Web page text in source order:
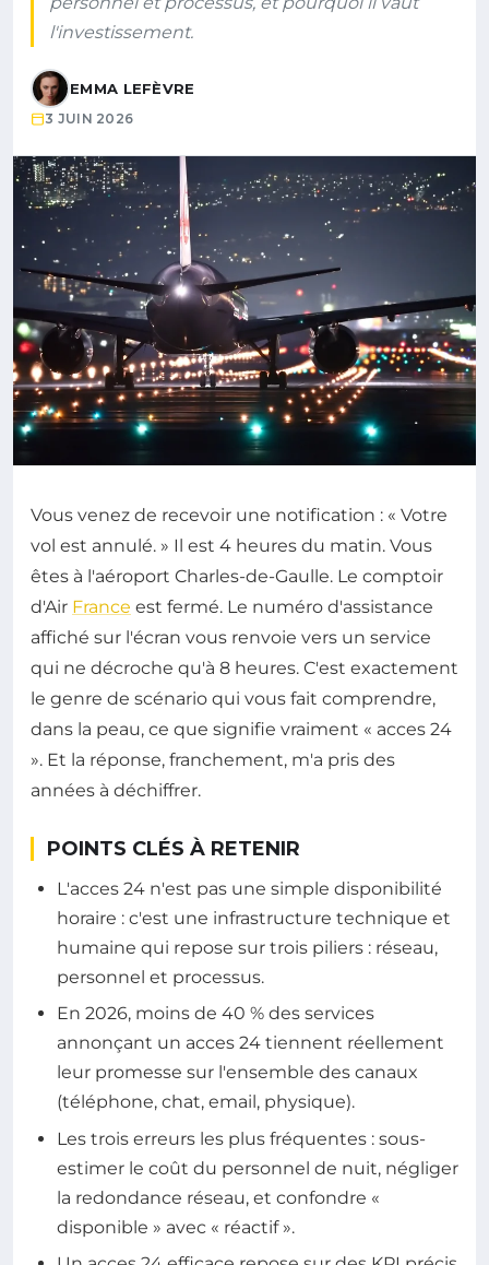
l'investissement.
EMMA LEFÈVRE
3 JUIN 2026
Vous venez de recevoir une notification : « Votre
vol est annulé. » Il est 4 heures du matin. Vous
êtes à l'aéroport Charles-de-Gaulle. Le comptoir
d'Air France est fermé. Le numéro d'assistance
affiché sur l'écran vous renvoie vers un service
qui ne décroche qu'à 8 heures. C'est exactement
le genre de scénario qui vous fait comprendre,
dans la peau, ce que signifie vraiment « acces 24
». Et la réponse, franchement, m'a pris des
années à déchiffrer.
POINTS CLÉS À RETENIR
L'acces 24 n'est pas une simple disponibilité
horaire : c'est une infrastructure technique et
humaine qui repose sur trois piliers : réseau,
personnel et processus.
En 2026, moins de 40 % des services
annonçant un acces 24 tiennent réellement
leur promesse sur l'ensemble des canaux
(téléphone, chat, email, physique).
Les trois erreurs les plus fréquentes : sous-
estimer le coût du personnel de nuit, négliger
la redondance réseau, et confondre «
disponible » avec « réactif ».